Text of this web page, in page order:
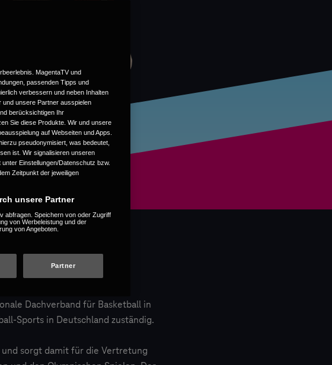
Dachverband für Basketball in
Sports in Deutschland zuständig.
und sorgt damit für die Vertretung
MagentaTV und
passenden Tipps und
verbessern und neben Inhalten
und unsere Partner ausspielen
berücksichtigen Ihr
Sie diese Produkte. Wir und unsere
auf Webseiten und Apps.
pseudonymisiert, was bedeutet,
ist. Wir signalisieren unseren
Einstellungen/Datenschutz bzw.
Zeitpunkt der jeweiligen
unsere Partner
abfragen. Speichern von oder Zugriff
von Werbeleistung und der
von Angeboten.
Partner